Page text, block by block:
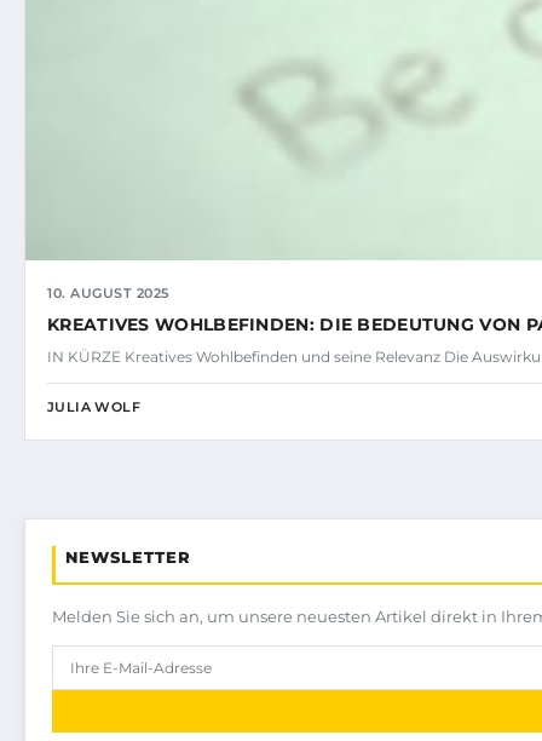
10. AUGUST 2025
KREATIVES WOHLBEFINDEN: DIE BEDEUTUNG VON
IN KÜRZE Kreatives Wohlbefinden und seine Relevanz Die
JULIA WOLF
NEWSLETTER
Melden Sie sich an, um unsere neuesten Artikel direkt in